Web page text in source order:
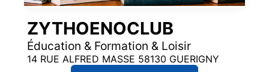
ZYTHOENOCLUB
Éducation & Formation & Loisir
14 RUE ALFRED MASSE 58130 GUERIGNY